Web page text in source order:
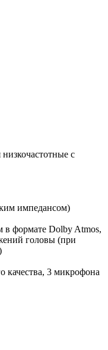
с
импедансом)
в формате Dolby Atmos,
головы (при
качества, 3 микрофона